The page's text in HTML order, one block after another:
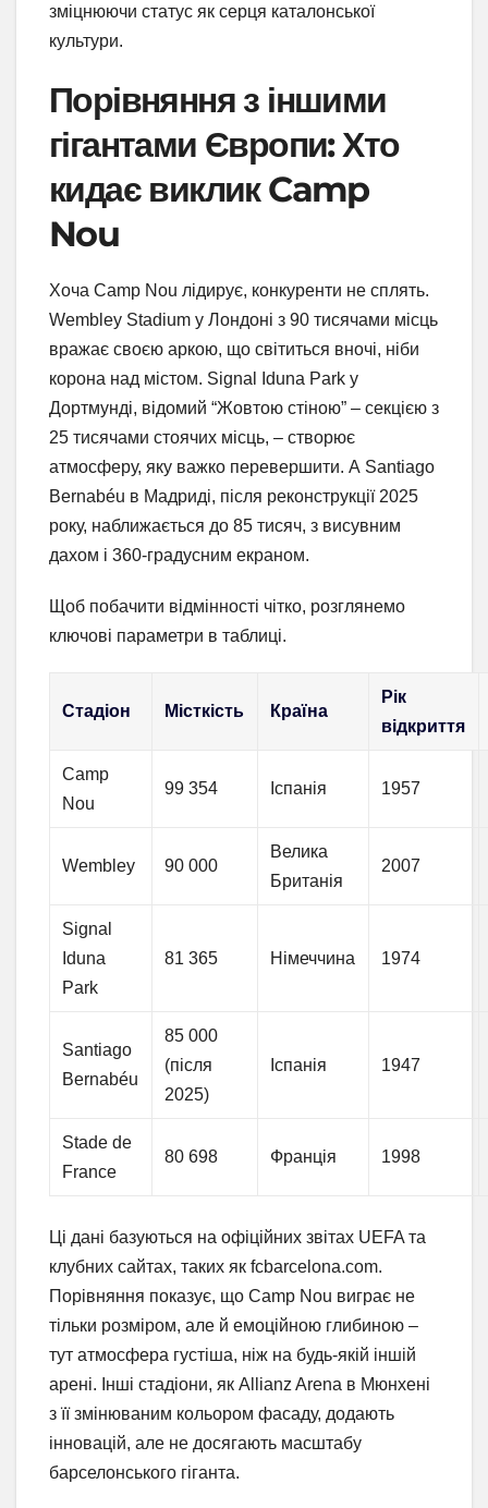
зміцнюючи статус як серця каталонської
культури.
Порівняння з іншими
гігантами Європи: Хто
кидає виклик Camp
Nou
Хоча Camp Nou лідирує, конкуренти не сплять.
Wembley Stadium у Лондоні з 90 тисячами місць
вражає своєю аркою, що світиться вночі, ніби
корона над містом. Signal Iduna Park у
Дортмунді, відомий “Жовтою стіною” – секцією з
25 тисячами стоячих місць, – створює
атмосферу, яку важко перевершити. А Santiago
Bernabéu в Мадриді, після реконструкції 2025
року, наближається до 85 тисяч, з висувним
дахом і 360-градусним екраном.
Щоб побачити відмінності чітко, розглянемо
ключові параметри в таблиці.
Стадіон Місткість Країна
Рік
відкриття
Camp
Nou
99 354 Іспанія 1957
Wembley 90 000
Велика
Британія
2007
Signal
Iduna
Park
81 365 Німеччина 1974
Santiago
Bernabéu
85 000
(після
2025)
Іспанія 1947
Stade de
France
80 698 Франція 1998
Ці дані базуються на офіційних звітах UEFA та
клубних сайтах, таких як fcbarcelona.com.
Порівняння показує, що Camp Nou виграє не
тільки розміром, але й емоційною глибиною –
тут атмосфера густіша, ніж на будь-якій іншій
арені. Інші стадіони, як Allianz Arena в Мюнхені
з її змінюваним кольором фасаду, додають
інновацій, але не досягають масштабу
барселонського гіганта.